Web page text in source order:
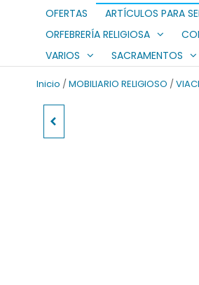
OFERTAS ARTÍCULOS PARA
ORFEBRERÍA RELIGIOSA
VARIOS
SACRAMENTOS
Inicio / MOBILIARIO RELIGIOSO /